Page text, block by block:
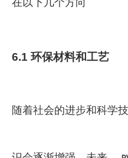
在以下几个方向
6.1 环保材料和工艺
随着社会的进步和科学